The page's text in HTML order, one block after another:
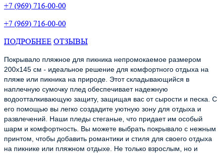
+7 (969) 716-00-00
+7 (969) 716-00-00
ПОДРОБНЕЕ ОТЗЫВЫ
Покрывало пляжное для пикника непромокаемое размером
200х145 см - идеальное решение для комфортного отдыха на
пляже или пикника на природе. Этот складывающийся в
наплечную сумочку плед обеспечивает надежную
водоотталкивающую защиту, защищая вас от сырости и песка. С
его помощью вы легко создадите уютную зону для отдыха и
развлечений. Наши пледы стеганые, что придает им особый
шарм и комфортность. Вы можете выбрать покрывало с нежным
принтом, чтобы добавить романтики и стиля для своего отдыха
на пикнике или пляжном отдыхе. Не только взрослым, но и